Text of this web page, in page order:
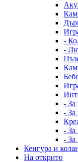
-
-
- За
- За
- За
- За
Кенгура и
На открито